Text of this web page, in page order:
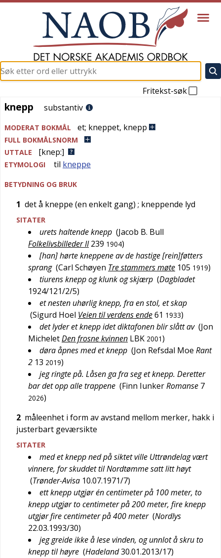
Fritekst-søk
knepp
knepp substantiv
MODERAT BOKMÅL et; kneppet, knepp
FULL BOKMÅLSNORM
UTTALE
[knep:]
ETYMOLOGI til kneppe
BETYDNING OG BRUK
1 det å kneppe (en enkelt gang) ; kneppende lyd
SITATER
urets haltende knepp (Jacob B. Bull
Folkelivsbilleder II 239 1904)
[han] hørte kneppene av de hastige [rein]føtters
sprang (Carl Schøyen Tre stammers møte 105 1919)
tiurens knepp og klunk og skjærp (Dagbladet
1924/121/2/5)
et nesten uhørlig knepp, fra en stol, et skap
(Sigurd Hoel Veien til verdens ende61 1933)
det lyder et knepp idet diktafonen blir slått av (Jon
MicheletDen frosne kvinnen LBK 2001)
døra åpnes med et knepp (Jon Refsdal Moe Rant
2 13 2019)
jeg ringte på. Låsen ga fra seg et knepp. Deretter
bar det opp alle trappene (Finn IunkerRomanse 7
2026)
2 måleenhet i form av avstand mellom merker, hakk i
justerbart geværsikte
SITATER
med et knepp ned på siktet ville Uttrøndelag vært
vinnere, for skuddet til Nordtømme satt litt høyt
(Trønder-Avisa 10.07.1971/7)
ett knepp utgjør én centimeter på 100 meter, to
knepp utgjør to centimeter på 200 meter, fire knepp
utgjør fire centimeter på 400 meter (Nordlys
22.03.1993/30)
jeg greide ikke å lese vinden, og unnlot å skru to
knepp til høyre (Hadeland30.01.2013/17)